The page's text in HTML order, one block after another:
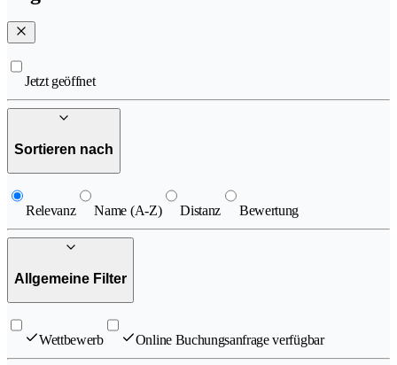
Jetzt geöffnet
Sortieren nach
Relevanz Name (A-Z) Distanz Bewertung
Allgemeine Filter
Wettbewerb Online Buchungsanfrage verfügbar